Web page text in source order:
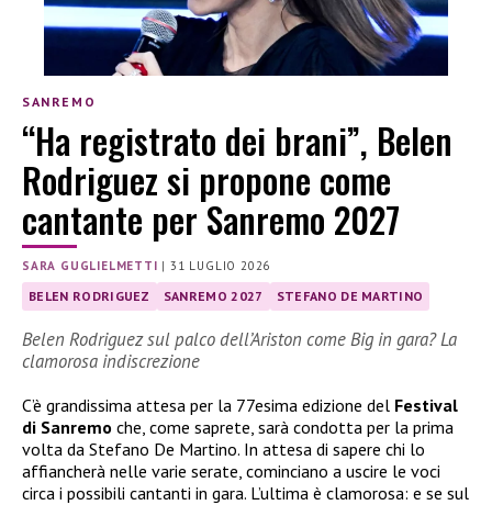
SANREMO
“Ha registrato dei brani”, Belen
Rodriguez si propone come
cantante per Sanremo 2027
SARA GUGLIELMETTI |31 LUGLIO 2026
BELEN RODRIGUEZ SANREMO 2027 STEFANO DE MARTINO
Belen Rodriguez sul palco dell’Ariston come Big in gara? La
clamorosa indiscrezione
C’è grandissima attesa per la 77esima edizione del Festival
di Sanremo che, come saprete, sarà condotta per la prima
volta da Stefano De Martino. In attesa di sapere chi lo
affiancherà nelle varie serate, cominciano a uscire le voci
circa i possibili cantanti in gara. L’ultima è clamorosa: e se sul